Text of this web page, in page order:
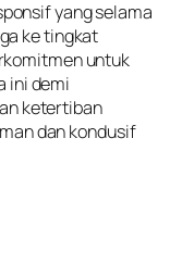
yang selama
ke tingkat
untuk
ini demi
ketertiban
dan kondusif